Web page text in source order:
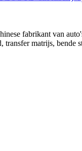
fabrikant van
, transfer matrijs, bende